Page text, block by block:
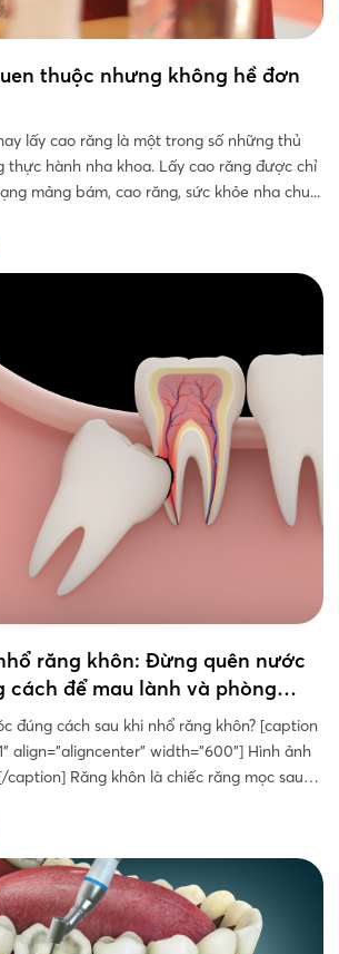
thuộc nhưng không hề đơn
lấy cao răng là một trong số những thủ
hành nha khoa. Lấy cao răng được chỉ
mảng bám, cao răng, sức khỏe nha chu...
răng khôn: Đừng quên nước
cách để mau lành và phòng
đúng cách sau khi nhổ răng khôn? [caption
align="aligncenter" width="600"] Hình ảnh
caption] Răng khôn là chiếc răng mọc sau